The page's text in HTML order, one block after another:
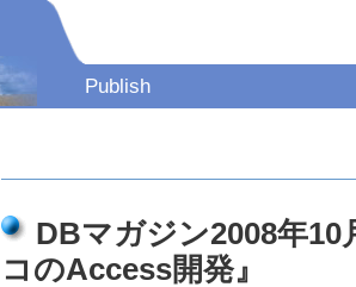
Publish
DBマガジン2008年10
コのAccess開発』